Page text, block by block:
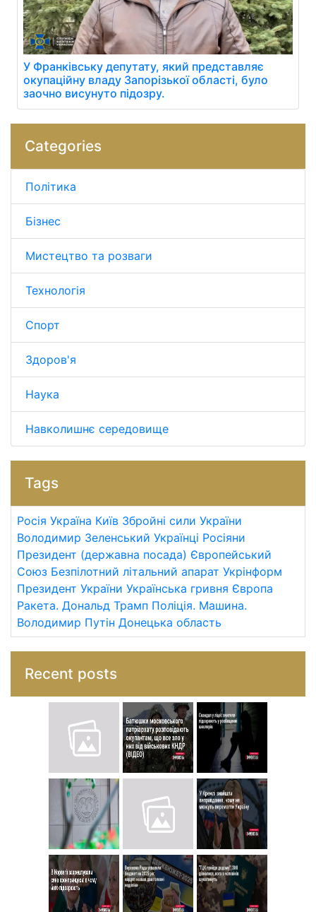
У Франківську депутату, який представляє
окупаційну владу Запорізької області, було
заочно висунуто підозру.
Categories
Політика
Бізнес
Мистецтво та розваги
Технологія
Спорт
Здоров'я
Наука
Навколишнє середовище
Tags
Росія Україна Київ Збройні сили України
Володимир Зеленський Українці Росіяни
Президент (державна посада) Європейський
Союз Безпілотний літальний апарат Укрінформ
Президент України Українська гривня Європа
Ракета. Дональд Трамп Поліція. Машина.
Володимир Путін Донецька область
Recent posts